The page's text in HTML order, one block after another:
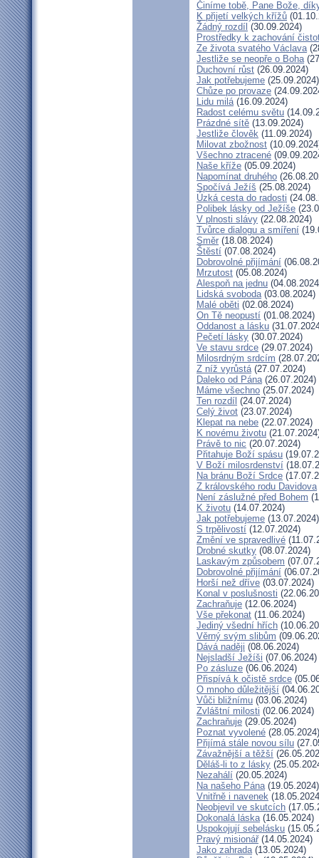
Činíme tobě, Pane Bože,
K přijetí velkých křížů
Žádný rozdíl (30.09.2024)
Prostředky k zachování
Ze života svatého Václava
Jestliže se neopře o Boha
Duchovní růst (26.09.2024)
Jak potřebujeme (25.09.2024)
Chůze po provaze
Lidu milá(16.09.2024)
Radost celému světu
Prázdné sítě (13.09.2024)
Jestliže člověk (11.09.2024)
Milovat zbožnost
Všechno ztracené
Naše kříže (05.09.2024)
Napomínat druhého
Spočívá Ježíš (25.08.2024)
Úzká cesta do radosti
Polibek lásky od Ježíše
V plnosti slávy (22.08.2024)
Tvůrce dialogu a smíření
Směr (18.08.2024)
Štěstí (07.08.2024)
Dobrovolné přijímání
Mrzutost (05.08.2024)
Alespoň na jednu
Lidská svoboda(03.08.2024)
Malé oběti (02.08.2024)
On Tě neopustí (01.08.2024)
Oddanost a lásku
Pečetí lásky (30.07.2024)
Ve stavu srdce (29.07.2024)
Milosrdným srdcím
Z níž vyrůstá(27.07.2024)
Daleko od Pána(26.07.2024)
Máme všechno (25.07.2024)
Ten rozdíl (24.07.2024)
Celý život (23.07.2024)
Klepat na nebe (22.07.2024)
K novému životu
Právě to nic (20.07.2024)
Přitahuje Boží spásu
V Boží milosrdenství
Na bránu Boží Srdce
Z královského rodu Davidova
Není záslužné před Bohem
K životu (14.07.2024)
Jak potřebujeme (13.07.2024)
S trpělivostí (12.07.2024)
Změní ve spravedlivé
Drobné skutky (08.07.2024)
Laskavým způsobem
Dobrovolné přijímání
Horší než dříve (03.07.2024)
Konal v poslušnosti
Zachraňuje (12.06.2024)
Vše překonat (11.06.2024)
Jediný všední hřích
Věrný svým slibům
Dává naději (08.06.2024)
Nejsladší Ježíši (07.06.2024)
Po zásluze (06.06.2024)
Přispívá k očistě srdce
O mnoho důležitější
Vůči bližnímu (03.06.2024)
Zvláštní milosti (02.06.2024)
Zachraňuje (29.05.2024)
Poznat vyvolené (28.05.2024)
Přijímá stále novou sílu
Závažnější a těžší
Děláš-li to z lásky
Nezahálí (20.05.2024)
Na našeho Pána(19.05.2024)
Vnitřně i navenek
Neobjevil ve skutcích
Dokonalá láska(16.05.2024)
Uspokojují sebelásku
Pravý misionář(14.05.2024)
Jako zahrada(13.05.2024)